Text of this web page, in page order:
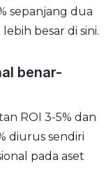
sepanjang dua
besar di sini.
benar-
ROI 3-5% dan
diurus sendiri
pada aset